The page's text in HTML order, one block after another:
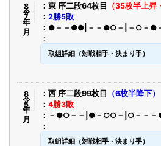
令8年7月 東 序二段64枚目
（35枚半上昇
2勝5敗
●－－●●|－－●○－|－○－●
取組詳細（対戦相手・決まり手）
令8年5月 西 序二段99枚目
（6枚半降下）
4勝3敗
－●○－－|●－○○－|○－－－
取組詳細（対戦相手・決まり手）